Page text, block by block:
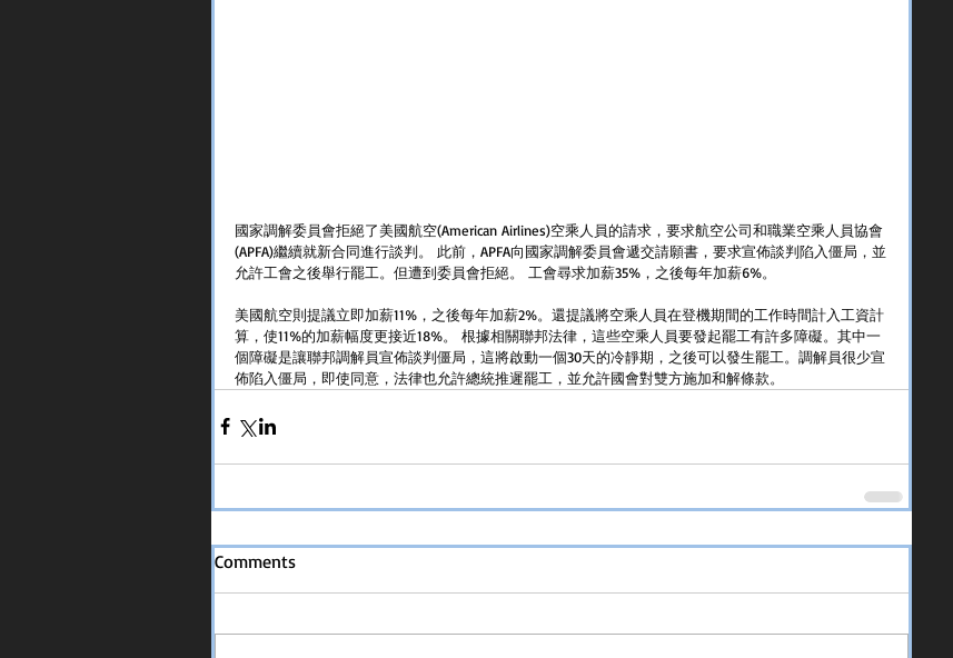
國家調解委員會拒絕了美國航空(American Airlines)空乘人員的請求，要求航空公司和職業空乘人員協會
(APFA)繼續就新合同進行談判。 此前，APFA向國家調解委員會遞交請願書，要求宣佈談判陷入僵局，並
允許工會之後舉行罷工。但遭到委員會拒絕。 工會尋求加薪35%，之後每年加薪6%。
美國航空則提議立即加薪11%，之後每年加薪2%。還提議將空乘人員在登機期間的工作時間計入工資計
算，使11%的加薪幅度更接近18%。 根據相關聯邦法律，這些空乘人員要發起罷工有許多障礙。其中一
個障礙是讓聯邦調解員宣佈談判僵局，這將啟動一個30天的冷靜期，之後可以發生罷工。調解員很少宣
佈陷入僵局，即使同意，法律也允許總統推遲罷工，並允許國會對雙方施加和解條款。
Comments